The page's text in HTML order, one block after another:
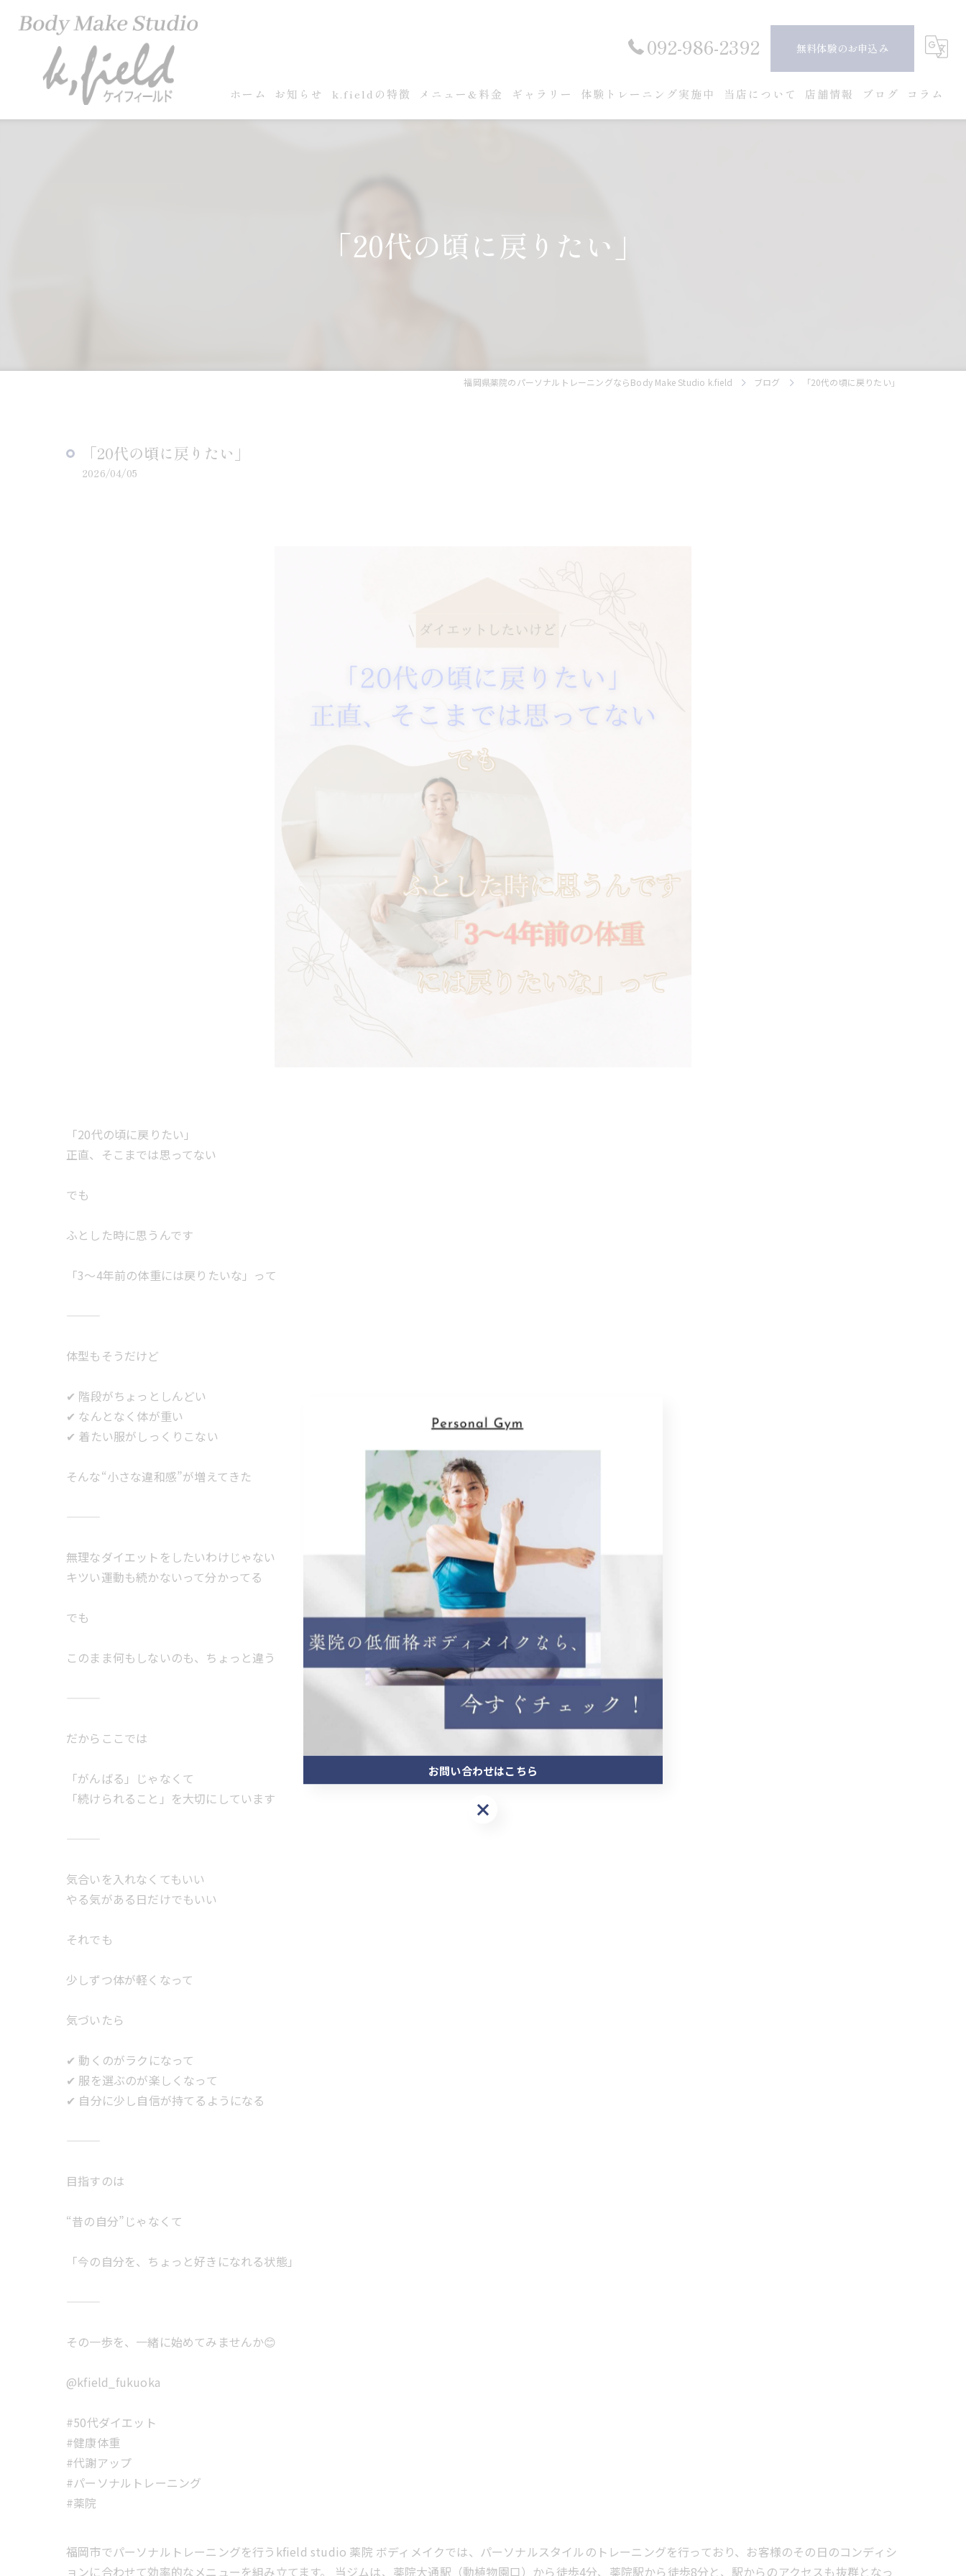
092-986-2392 無料体験のお申込み
ホーム お知らせ k.fieldの特徴 メニュー&料金 ギャラリー 体験トレーニング実施中 当店について 店舗情報 ブログ コラム
「20代の頃に戻りたい」
福岡県薬院のパーソナルトレーニングならBody Make Studio k.field ブログ 「20代の頃に戻りたい」
「20代の頃に戻りたい」
2026/04/05
「20代の頃に戻りたい」
正直、そこまでは思ってない
でも
ふとした時に思うんです
「3〜4年前の体重には戻りたいな」って
体型もそうだけど
✔ 階段がちょっとしんどい
✔ なんとなく体が重い
✔ 着たい服がしっくりこない
そんな“小さな違和感”が増えてきた
無理なダイエットをしたいわけじゃない
キツい運動も続かないって分かってる
でも
このまま何もしないのも、ちょっと違う
だからここでは
「がんばる」じゃなくて
「続けられること」を大切にしています
気合いを入れなくてもいい
やる気がある日だけでもいい
それでも
少しずつ体が軽くなって
気づいたら
✔ 動くのがラクになって
✔ 服を選ぶのが楽しくなって
✔ 自分に少し自信が持てるようになる
目指すのは
“昔の自分”じゃなくて
「今の自分を、ちょっと好きになれる状態」
その一歩を、一緒に始めてみませんか😊
@kfield_fukuoka
#50代ダイエット
#健康体重
#代謝アップ
#パーソナルトレーニング
#薬院
福岡市でパーソナルトレーニングを行うkfield studio 薬院 ボディメイクでは、パーソナルスタイルのトレーニングを行っており、お客様のその日のコンディシ
ョンに合わせて効率的なメニューを組み立てます。 当ジムは、薬院大通駅（動植物園口）から徒歩4分、薬院駅から徒歩8分と、駅からのアクセスも抜群となっ
お問い合わせはこちら
お問い合わせはこちら